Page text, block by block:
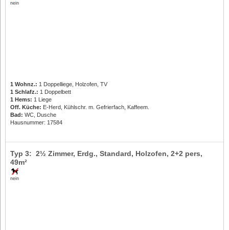
nein
1 Wohnz.: 1 Doppelliege, Holzofen, TV
1 Schlafz.: 1 Doppelbett
1 Hems: 1 Liege
Off. Küche: E-Herd, Kühlschr. m. Gefrierfach, Kaffeem.
Bad: WC, Dusche
Hausnummer: 17584
nein
Typ 3: 2½ Zimmer, Erdg., Standard, Holzofen, 2+2 pers,
49m²